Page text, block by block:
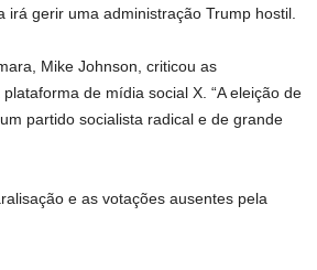
gerir uma administração Trump hostil.
Mike Johnson, criticou as
de mídia social X. “A eleição de
partido socialista radical e de grande
e as votações ausentes pela